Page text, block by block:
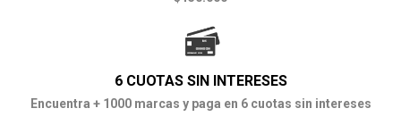
6 CUOTAS SIN INTERESES
Encuentra + 1000 marcas y paga en 6 cuotas sin intereses